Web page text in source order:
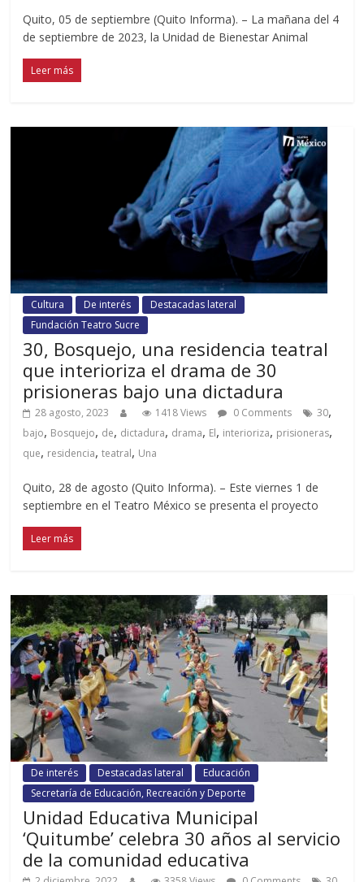
Quito, 05 de septiembre (Quito Informa). – La mañana del 4
de septiembre de 2023, la Unidad de Bienestar Animal
Leer más
Cultura De interés
Destacadas lateral
Fundación Teatro Sucre
30, Bosquejo, una residencia teatral
que interioriza el drama de 30
prisioneras bajo una dictadura
28 agosto, 2023 1418 Views 0 Comments 30,
bajo, Bosquejo, de, dictadura, drama, El, interioriza, prisioneras,
que, residencia,teatral, Una
Quito, 28 de agosto (Quito Informa). – Este viernes 1 de
septiembre en el Teatro México se presenta el proyecto
Leer más
De interés Destacadas lateral
Educación
Secretaría de Educación, Recreación y Deporte
Unidad Educativa Municipal
‘Quitumbe’ celebra 30 años al servicio
de la comunidad educativa